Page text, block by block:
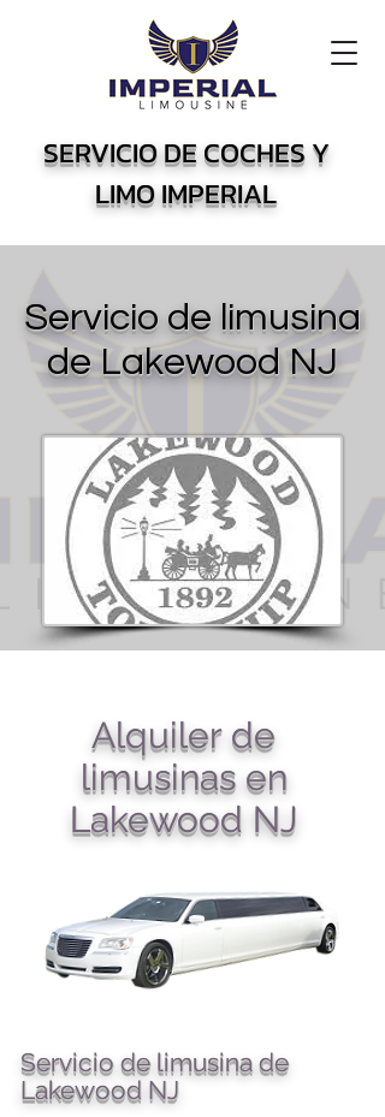
SERVICIO DE COCHES Y
LIMO IMPERIAL
Servicio de limusina
de Lakewood NJ
Alquiler de
limusinas en
Lakewood NJ
Servicio de limusina de
Lakewood NJ